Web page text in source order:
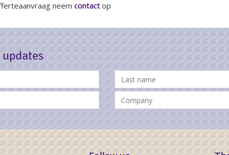
neem contact op
updates